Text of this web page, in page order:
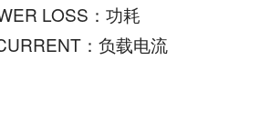
LOSS：功耗
：负载电流